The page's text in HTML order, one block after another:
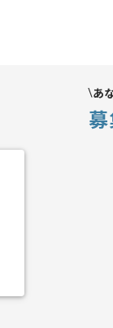
あ